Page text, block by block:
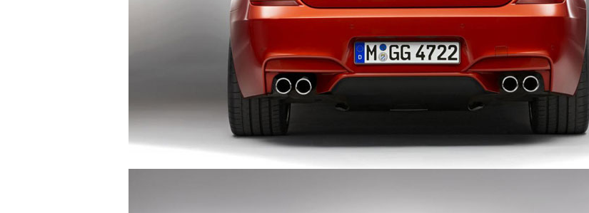
1.444 lượt xem - 08/03/2015
RENAULT KADJAR AT GENEVA
autodaily
1.010 lượt xem - 08/03/2015
RANGE ROVER EVOQUE 2016
autodaily
1.150 lượt xem - 06/03/2015